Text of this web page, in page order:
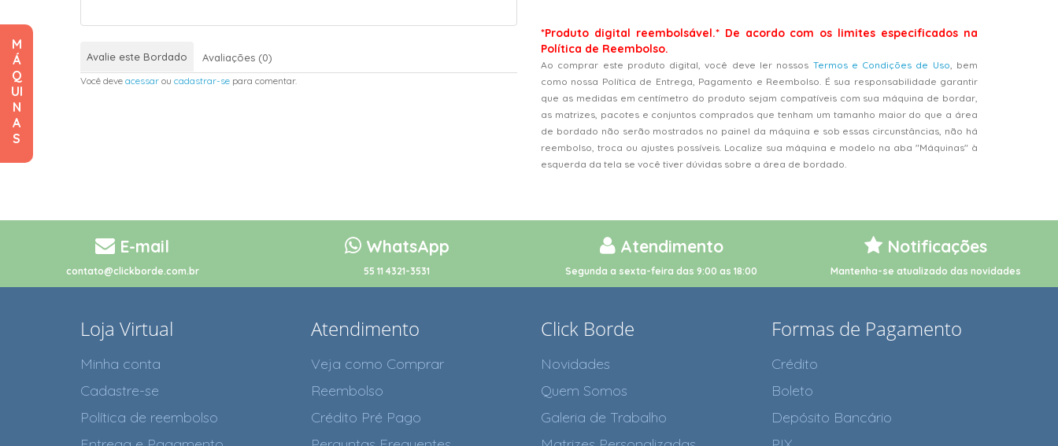
M
Á
Q
UI
N
A
S
Avalie este Bordado Avaliações (0)
Você deve acessar ou cadastrar-se para comentar.
*Produto digital reembolsável.* De acordo com os limites especificados na
Política de Reembolso.
Ao comprar este produto digital, você deve ler nossos Termos e Condições de Uso , bem
como nossa Política de Entrega, Pagamento e Reembolso. É sua responsabilidade garantir
que as medidas em centímetro do produto sejam compatíveis com sua máquina de bordar,
as matrizes, pacotes e conjuntos comprados que tenham um tamanho maior do que a área
de bordado não serão mostrados no painel da máquina e sob essas circunstâncias, não há
reembolso, troca ou ajustes possíveis. Localize sua máquina e modelo na aba "Máquinas" à
esquerda da tela se você tiver dúvidas sobre a área de bordado.
E-mail
contato@clickborde.com.br
WhatsApp
55 11 4321-3531
Atendimento
Segunda a sexta-feira das 9:00 as 18:00
Notificações
Mantenha-se atualizado das novidades
Loja Virtual
Minha conta
Cadastre-se
Política de reembolso
Atendimento
Veja como Comprar
Reembolso
Crédito Pré Pago
Click Borde
Novidades
Quem Somos
Galeria de Trabalho
Formas de Pagamento
Crédito
Boleto
Depósito Bancário